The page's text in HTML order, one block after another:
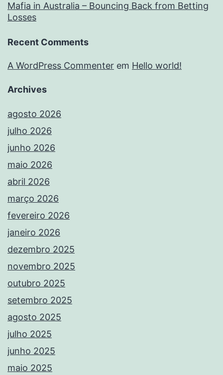
Mafia in Australia – Bouncing Back from Betting
Losses
Recent Comments
A WordPress Commenter em Hello world!
Archives
agosto 2026
julho 2026
junho 2026
maio 2026
abril 2026
março 2026
fevereiro 2026
janeiro 2026
dezembro 2025
novembro 2025
outubro 2025
setembro 2025
agosto 2025
julho 2025
junho 2025
maio 2025